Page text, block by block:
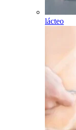
lácteo